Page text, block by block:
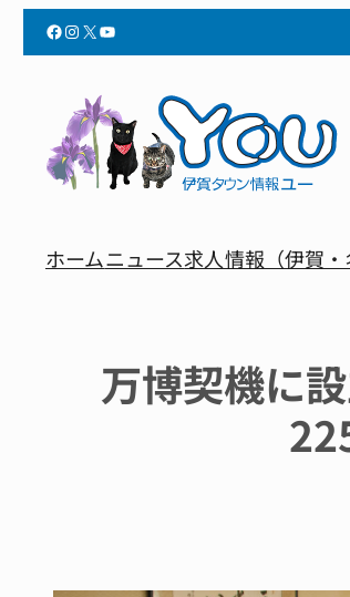
Facebook InstagramX YouTube
ホームニュース求人情報（伊賀
万博契機に